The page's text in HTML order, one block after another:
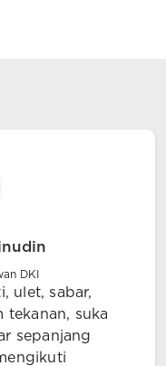
DKI
ulet, sabar,
tekanan, suka
sepanjang